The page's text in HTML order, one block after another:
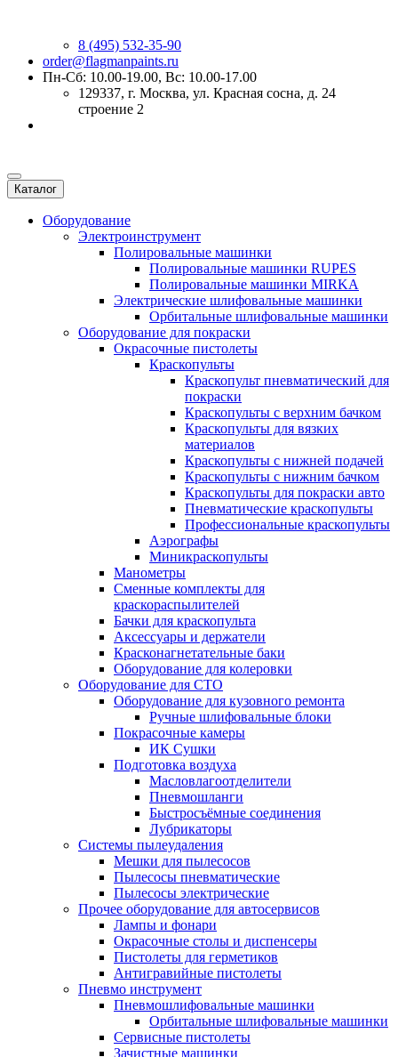
8 (495) 532-35-90
order@flagmanpaints.ru
Пн-Сб: 10.00-19.00, Вс: 10.00-17.00
129337, г. Москва, ул. Красная сосна, д. 24
строение 2
Каталог
Оборудование
Электроинструмент
Полировальные машинки
Полировальные машинки RUPES
Полировальные машинки MIRKA
Электрические шлифовальные машинки
Орбитальные шлифовальные машинки
Оборудование для покраски
Окрасочные пистолеты
Краскопульты
Краскопульт пневматический для
покраски
Краскопульты с верхним бачком
Краскопульты для вязких
материалов
Краскопульты с нижней подачей
Краскопульты с нижним бачком
Краскопульты для покраски авто
Пневматические краскопульты
Профессиональные краскопульты
Аэрографы
Миникраскопульты
Манометры
Сменные комплекты для
краскораспылителей
Бачки для краскопульта
Аксессуары и держатели
Красконагнетательные баки
Оборудование для колеровки
Оборудование для СТО
Оборудование для кузовного ремонта
Ручные шлифовальные блоки
Покрасочные камеры
ИК Сушки
Подготовка воздуха
Масловлагоотделители
Пневмошланги
Быстросъёмные соединения
Лубрикаторы
Системы пылеудаления
Мешки для пылесосов
Пылесосы пневматические
Пылесосы электрические
Прочее оборудование для автосервисов
Лампы и фонари
Окрасочные столы и диспенсеры
Пистолеты для герметиков
Антигравийные пистолеты
Пневмо инструмент
Пневмошлифовальные машинки
Орбитальные шлифовальные машинки
Сервисные пистолеты
Зачистные машинки